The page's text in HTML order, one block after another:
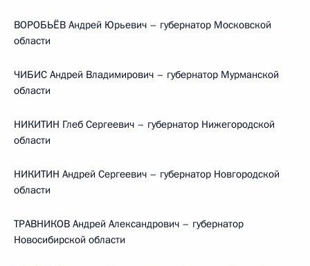
ВОРОБЬЁВ Андрей Юрьевич – губернатор Московской
области
ЧИБИС Андрей Владимирович – губернатор Мурманской
области
НИКИТИН Глеб Сергеевич – губернатор Нижегородской
области
НИКИТИН Андрей Сергеевич – губернатор Новгородской
области
ТРАВНИКОВ Андрей Александрович – губернатор
Новосибирской области